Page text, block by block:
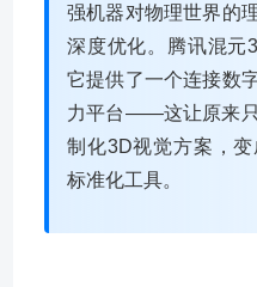
强机器对物理世界的
深度优化。腾讯混元
它提供了一个连接数
力平台——这让原来
制化3D视觉方案，
标准化工具。